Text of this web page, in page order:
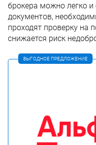
брокера можно легко
документов,
проходят проверку на
снижается риск
ВЫГОДНОЕ ПРЕДЛОЖЕНИЕ